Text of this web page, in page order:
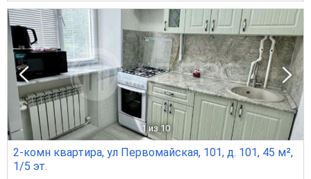
1 из 10
2-комн квартира, ул Первомайская, 101, д. 101, 45 м²,
1/5 эт.